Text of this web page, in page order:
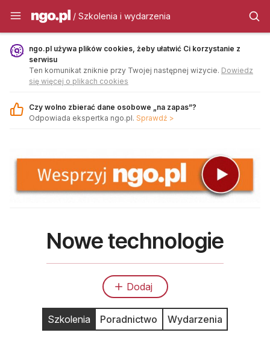
Szkolenia i wydarzenia - ngo.pl
/ Szkolenia i wydarzenia
ngo.pl używa plików cookies, żeby ułatwić Ci korzystanie z
serwisu
Ten komunikat zniknie przy Twojej następnej wizycie. Dowiedz
się więcej o plikach cookies
Czy wolno zbierać dane osobowe „na zapas”?
Odpowiada ekspertka ngo.pl. Sprawdź >
Nowe technologie
Dodaj
Szkolenia Poradnictwo Wydarzenia